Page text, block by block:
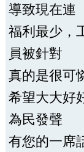
導致現在連
福利最少，
員被針對
真的是很可
希望大大好
為民發聲
有您的一席